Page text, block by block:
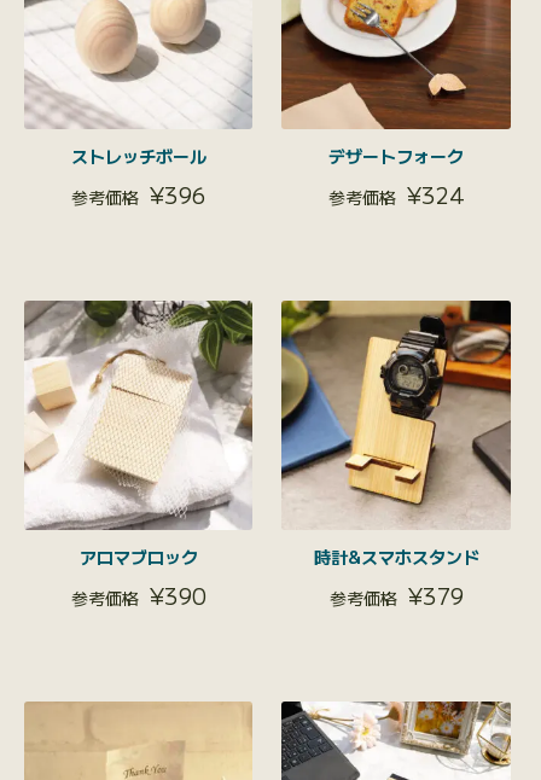
ストレッチボール
¥396
デザートフォーク
¥324
アロマブロック
¥390
時計&スマホスタンド
¥379